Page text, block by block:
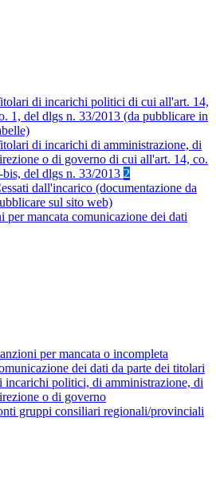
di incarichi politici di cui all'art. 14,
1, del dlgs n. 33/2013 (da pubblicare in
di incarichi di amministrazione, di
o di governo di cui all'art. 14, co.
bis, del dlgs n. 33/2013 2
dall'incarico (documentazione da
sul sito web)
per mancata comunicazione dei dati
per mancata o incompleta
dei dati da parte dei titolari
incarichi politici, di amministrazione, di
o di governo
gruppi consiliari regionali/provinciali